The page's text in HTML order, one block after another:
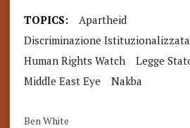
TOPICS:
Apartheid
Discriminazione Istituzionalizzata
Human Rights Watch
Legge
Middle East Eye
Nakba
Ben White